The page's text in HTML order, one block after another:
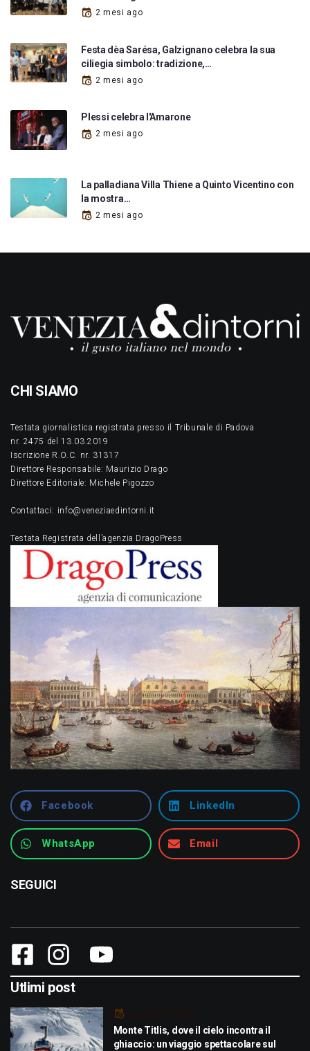
2 mesi ago
Festa dèa Sarésa, Galzignano celebra la sua
ciliegia simbolo: tradizione,…
2 mesi ago
Plessi celebra l'Amarone
2 mesi ago
La palladiana Villa Thiene a Quinto Vicentino con
la mostra…
2 mesi ago
CHI SIAMO
Testata giornalistica registrata presso il Tribunale di Padova
nr. 2475 del 13.03.2019
Iscrizione R.O.C. nr. 31317
Direttore Responsabile: Maurizio Drago
Direttore Editoriale: Michele Pigozzo
Contattaci: info@veneziaedintorni.it
Testata Registrata dell’agenzia DragoPress
Facebook LinkedIn
WhatsApp Email
SEGUICI
Utlimi post
Luglio 29, 2026
Monte Titlis, dove il cielo incontra il
ghiaccio: un viaggio spettacolare sul